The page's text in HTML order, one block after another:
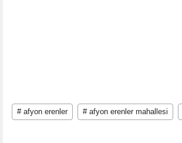
# afyon erenler # afyon erenler mahallesi